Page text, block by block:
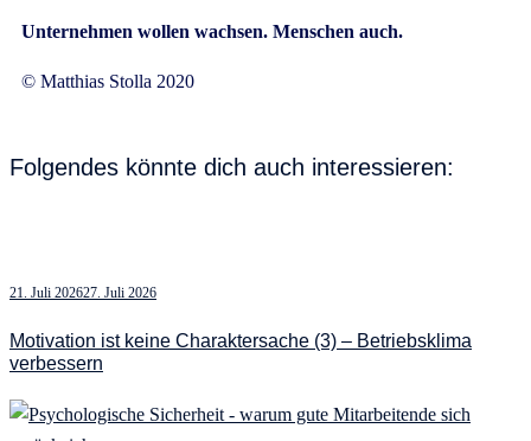
Unternehmen wollen wachsen. Menschen auch.
© Matthias Stolla 2020
Folgendes könnte dich auch interessieren:
21. Juli 202627. Juli 2026
Motivation ist keine Charaktersache (3) – Betriebsklima
verbessern